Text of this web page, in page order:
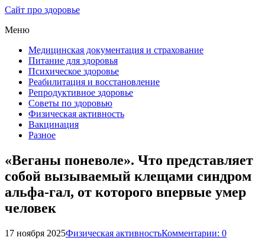
Сайт про здоровье
Меню
Медицинская документация и страхование
Питание для здоровья
Психическое здоровье
Реабилитация и восстановление
Репродуктивное здоровье
Советы по здоровью
Физическая активность
Вакцинация
Разное
«Веганы поневоле». Что представляет
собой вызываемый клещами синдром
альфа-гал, от которого впервые умер
человек
17 ноября 2025Физическая активностьКомментарии: 0